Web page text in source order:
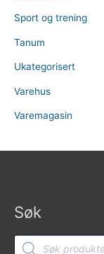
Sport og trening
Tanum
Ukategorisert
Varehus
Varemagasin
Søk
Products
search